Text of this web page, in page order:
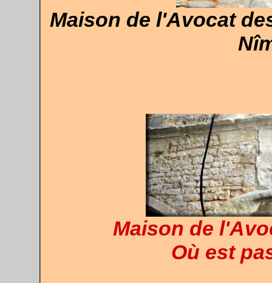
Maison de l'Avocat
Maison de
Où est